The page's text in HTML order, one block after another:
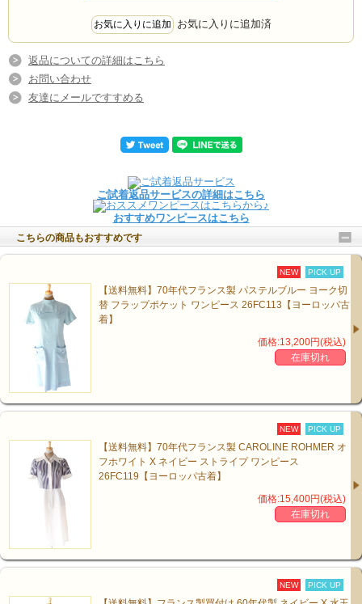
お気に入りに追加済
返品についての詳細はこちら
お問い合わせ
友達にメールですすめる
ご試着返品サービスの詳細はこちら
おすすめワンピースはこちら
こちらの商品もおすすめです
NEW PICK UP
【送料無料】70年代フランス製 パステルブルー ヨーク切
替 フラップポケット ワンピース 26FC113【ヨーロッパ古
着】
価格:13,200円(税込)
在庫切れ
NEW PICK UP
【送料無料】70年代フランス製 CAROLINE ROHMER オ
フホワイト X ネイビー ストライプ ワンピース
26FC119【ヨーロッパ古着】
価格:15,400円(税込)
在庫切れ
NEW PICK UP